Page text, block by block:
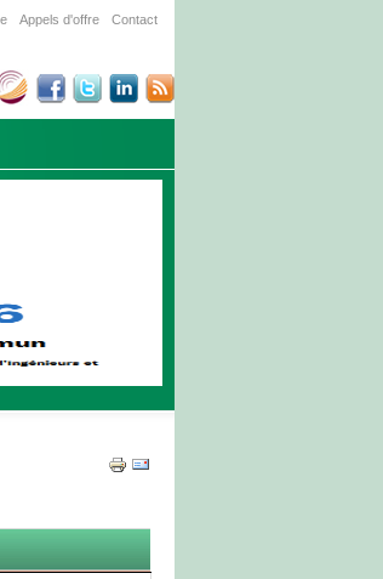
Appels d'offre Contact